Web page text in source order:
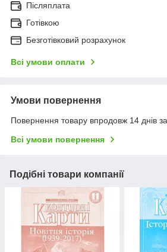
Післяплата
Готівкою
Безготівковий розрахунок
Всі умови оплати
Умови повернення
Повернення товару впродовж 14 днів
Всі умови повернення
Подібні товари компанії